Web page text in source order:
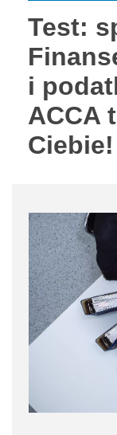
Test:
i
ACCA
Ciebie!